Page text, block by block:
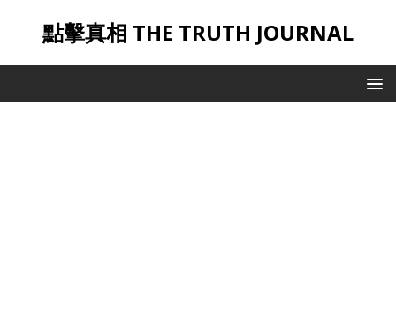
點擊真相 THE TRUTH JOURNAL